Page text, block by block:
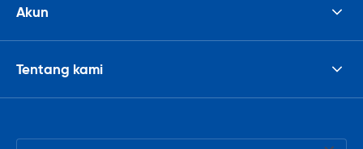
Akun
Tentang kami